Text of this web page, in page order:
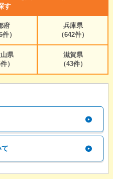
す
府
件）
兵庫県
（642件）
県
）
滋賀県
（43件）